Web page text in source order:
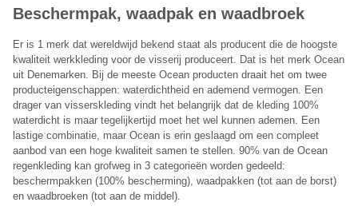
Beschermpak, waadpak en waadbroek
Er is 1 merk dat wereldwijd bekend staat als producent die de hoogste
kwaliteit werkkleding voor de visserij produceert. Dat is het merk Ocean
uit Denemarken. Bij de meeste Ocean producten draait het om twee
producteigenschappen: waterdichtheid en ademend vermogen. Een
drager van visserskleding vindt het belangrijk dat de kleding 100%
waterdicht is maar tegelijkertijd moet het wel kunnen ademen. Een
lastige combinatie, maar Ocean is erin geslaagd om een compleet
aanbod van een hoge kwaliteit samen te stellen. 90% van de Ocean
regenkleding kan grofweg in 3 categorieën worden gedeeld:
beschermpakken (100% bescherming), waadpakken (tot aan de borst)
en waadbroeken (tot aan de middel).